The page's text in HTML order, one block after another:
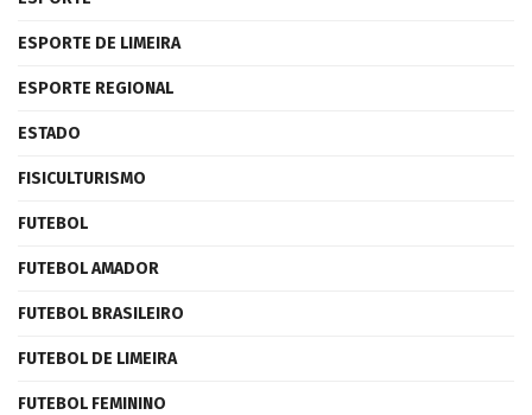
ESPORTE DE LIMEIRA
ESPORTE REGIONAL
ESTADO
FISICULTURISMO
FUTEBOL
FUTEBOL AMADOR
FUTEBOL BRASILEIRO
FUTEBOL DE LIMEIRA
FUTEBOL FEMININO